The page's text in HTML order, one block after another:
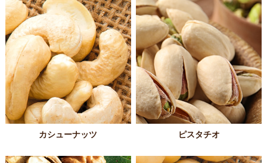
カシューナッツ ピスタチオ